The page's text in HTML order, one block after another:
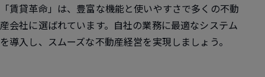
「賃貸革命」は、豊富な機能と使いやすさで多くの不動
産会社に選ばれています。自社の業務に最適なシステム
を導入し、スムーズな不動産経営を実現しましょう。